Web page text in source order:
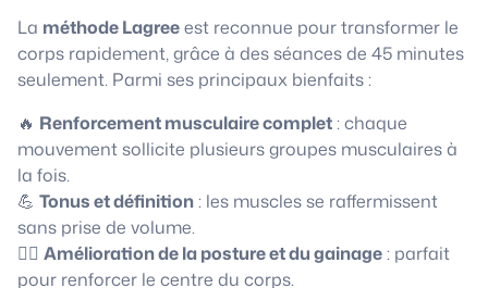
La méthode Lagreeest reconnue pour transformer le
corps rapidement, grâce à des séances de 45 minutes
seulement. Parmi ses principaux bienfaits :
🔥 Renforcement musculaire complet: chaque
mouvement sollicite plusieurs groupes musculaires à
la fois.
💪 Tonus et définition: les muscles se raffermissent
sans prise de volume.
🧘‍♀️ Amélioration de la posture et du gainage: parfait
pour renforcer le centre du corps.